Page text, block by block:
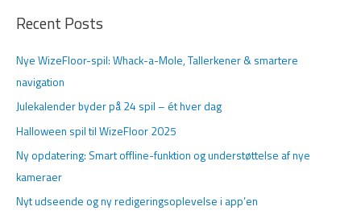
e
r
:
Recent Posts
Nye WizeFloor-spil: Whack-a-Mole, Tallerkener & smartere
navigation
Julekalender byder på 24 spil – ét hver dag
Halloween spil til WizeFloor 2025
Ny opdatering: Smart offline-funktion og understøttelse af nye
kameraer
Nyt udseende og ny redigeringsoplevelse i app’en